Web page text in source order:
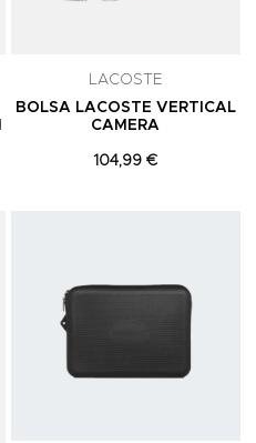
LACOSTE
BOLSA LACOSTE VERTICAL
CAMERA
104,99 €